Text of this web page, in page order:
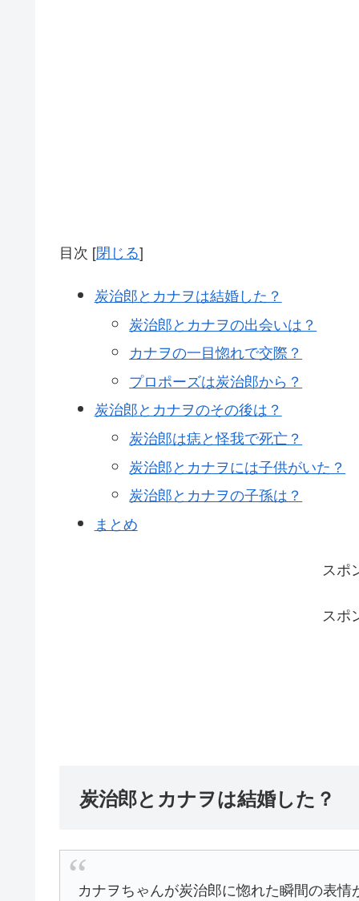
目次 [閉じる]
炭治郎とカナヲは結婚した？
炭治郎とカナヲの出会いは？
カナヲの一目惚れで交際？
プロポーズは炭治郎から？
炭治郎とカナヲのその後は？
炭治郎は痣と怪我で死亡？
炭治郎とカナヲには子供がいた？
炭治郎とカナヲの子孫は？
まとめ
スポ
スポ
炭治郎とカナヲは結婚した？
カナヲちゃんが炭治郎に惚れた瞬間の表